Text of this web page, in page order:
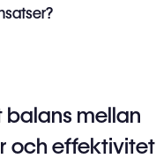
mellan
och effektivitet